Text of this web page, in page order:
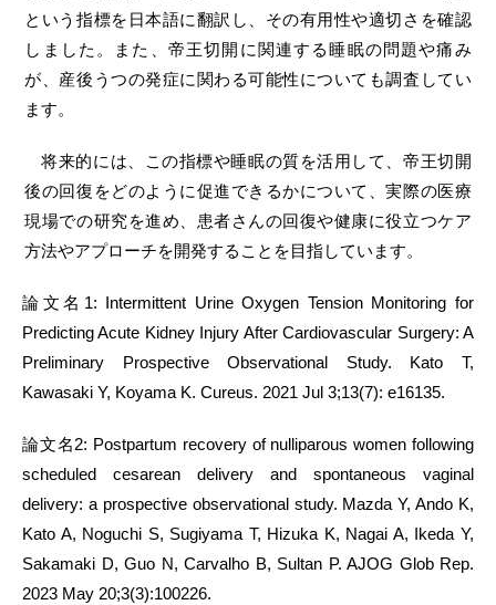
という指標を日本語に翻訳し、その有用性や適切さを確認
しました。また、帝王切開に関連する睡眠の問題や痛み
が、産後うつの発症に関わる可能性についても調査してい
ます。
将来的には、この指標や睡眠の質を活用して、帝王切開
後の回復をどのように促進できるかについて、実際の医療
現場での研究を進め、患者さんの回復や健康に役立つケア
方法やアプローチを開発することを目指しています。
論文名1: Intermittent Urine Oxygen Tension Monitoring for
Predicting Acute Kidney Injury After Cardiovascular Surgery: A
Preliminary Prospective Observational Study. Kato T,
Kawasaki Y, Koyama K. Cureus. 2021 Jul 3;13(7): e16135.
論文名2: Postpartum recovery of nulliparous women following
scheduled cesarean delivery and spontaneous vaginal
delivery: a prospective observational study. Mazda Y, Ando K,
Kato A, Noguchi S, Sugiyama T, Hizuka K, Nagai A, Ikeda Y,
Sakamaki D, Guo N, Carvalho B, Sultan P. AJOG Glob Rep.
2023 May 20;3(3):100226.